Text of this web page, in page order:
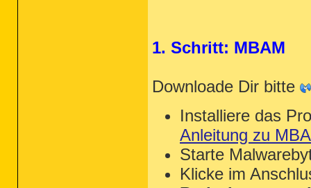
1. Schritt: MBAM
Downloade Dir bitte
Installiere das
Anleitung zu
Starte
Klicke im